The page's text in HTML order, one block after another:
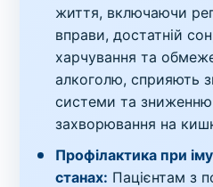
життя, включаючи
вправи, достатній
харчування та
алкоголю, сприяють
системи та
захворювання на
Профілактика при
станах: Пацієнтам з